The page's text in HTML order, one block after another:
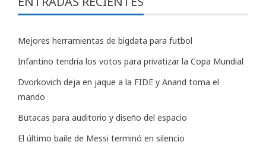
Mejores herramientas de bigdata para futbol
Infantino tendría los votos para privatizar la Copa Mundial
Dvorkovich deja en jaque a la FIDE y Anand toma el
mando
Butacas para auditorio y diseño del espacio
El último baile de Messi terminó en silencio